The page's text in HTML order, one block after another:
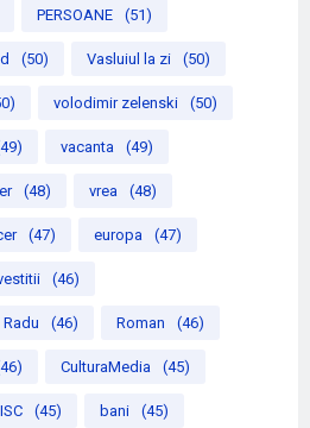
PERSOANE (51)
(50) Vasluiul la zi (50)
volodimir zelenski (50)
vacanta (49)
(48) vrea (48)
(47) europa (47)
(46)
Radu (46) Roman (46)
CulturaMedia (45)
(45) bani (45)